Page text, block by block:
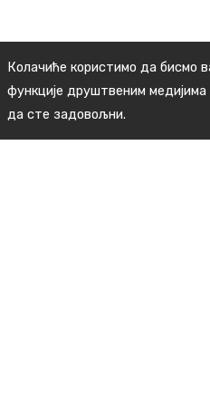
Колачиће користимо да бисмо
функције друштвеним
да сте задовољни.